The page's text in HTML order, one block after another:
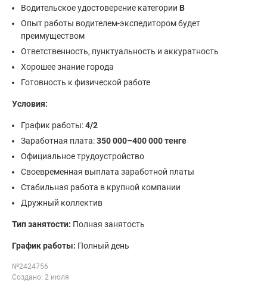
Водительское удостоверение категории B
Опыт работы водителем-экспедитором будет
преимуществом
Ответственность, пунктуальность и аккуратность
Хорошее знание города
Готовность к физической работе
Условия:
График работы:4/2
Заработная плата:350 000–400 000 тенге
Официальное трудоустройство
Своевременная выплата заработной платы
Стабильная работа в крупной компании
Дружный коллектив
Тип занятости: Полная занятость
График работы: Полный день
№2424756
Создано: 2 июля